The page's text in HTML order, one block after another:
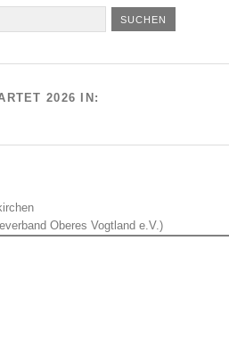
2026 IN:
Oberes Vogtland e.V.)